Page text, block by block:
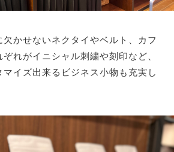
欠かせないネクタイやベルト、カフ
れがイニシャル刺繍や刻印など、
イズ出来るビジネス小物も充実し